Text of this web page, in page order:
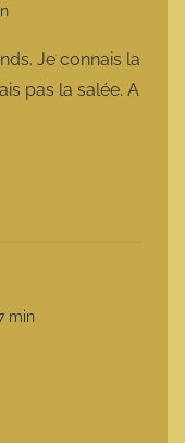
Je connais la
pas la salée. A
min